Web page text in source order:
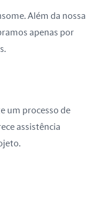
Além da nossa
apenas por
um processo de
assistência